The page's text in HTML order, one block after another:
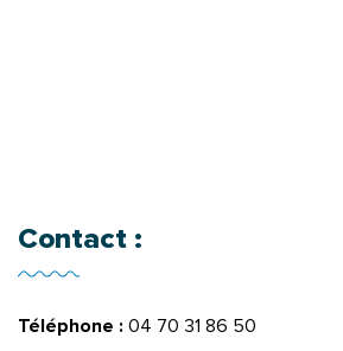
Contact :
Téléphone : 04 70 31 86 50